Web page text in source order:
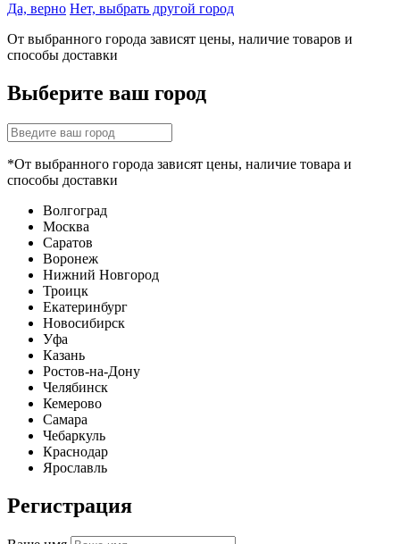
Да, верно Нет, выбрать другой город
От выбранного города зависят цены, наличие товаров и
способы доставки
Выберите ваш город
*От выбранного города зависят цены, наличие товара и
способы доставки
Волгоград
Москва
Саратов
Воронеж
Нижний Новгород
Троицк
Екатеринбург
Новосибирск
Уфа
Казань
Ростов-на-Дону
Челябинск
Кемерово
Самара
Чебаркуль
Краснодар
Ярославль
Регистрация